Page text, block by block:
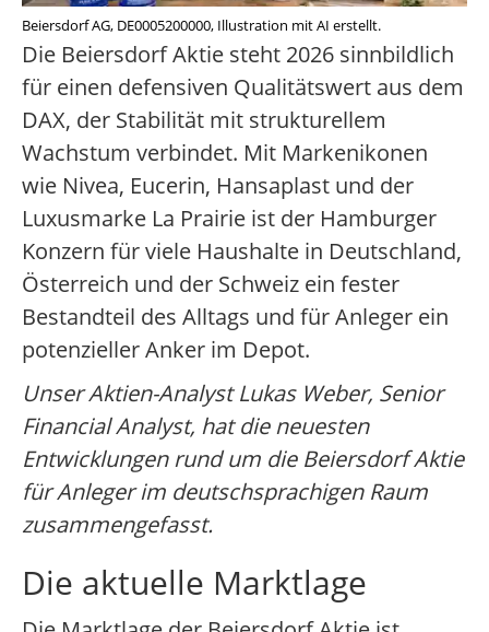
Beiersdorf AG, DE0005200000, Illustration mit AI erstellt.
Die Beiersdorf Aktie steht 2026 sinnbildlich
für einen defensiven Qualitätswert aus dem
DAX, der Stabilität mit strukturellem
Wachstum verbindet. Mit Markenikonen
wie Nivea, Eucerin, Hansaplast und der
Luxusmarke La Prairie ist der Hamburger
Konzern für viele Haushalte in Deutschland,
Österreich und der Schweiz ein fester
Bestandteil des Alltags und für Anleger ein
potenzieller Anker im Depot.
Unser Aktien-Analyst Lukas Weber, Senior
Financial Analyst, hat die neuesten
Entwicklungen rund um die Beiersdorf Aktie
für Anleger im deutschsprachigen Raum
zusammengefasst.
Die aktuelle Marktlage